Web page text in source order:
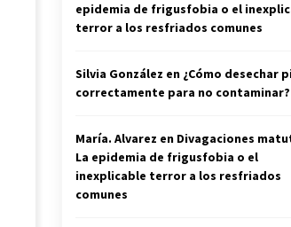
epidemia de frigusfobia o el
terror a los resfriados comunes
Silvia González en ¿Cómo desechar
correctamente para no contaminar?
María. Alvarez en Divagaciones
La epidemia de frigusfobia o el
inexplicable terror a los resfriados
comunes